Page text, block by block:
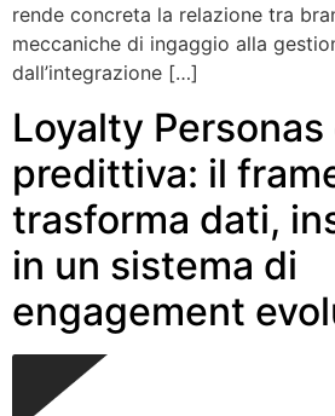
rende concreta la relazione tra
meccaniche di ingaggio alla
dall’integrazione […]
Loyalty
predittiva: il
trasforma dati,
in un sistema di
engagement